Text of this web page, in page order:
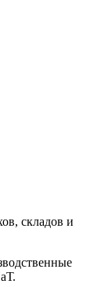
складов и